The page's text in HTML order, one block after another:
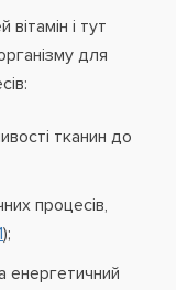
вітамін і тут
для
тканин до
процесів,
);
енергетичний